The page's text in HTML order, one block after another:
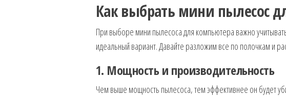
Как выбрать мини пылесос
При выборе мини пылесоса для компьютера важно
идеальный вариант. Давайте разложим все по полочкам и
1. Мощность и производительность
Чем выше мощность пылесоса, тем эффективнее он будет